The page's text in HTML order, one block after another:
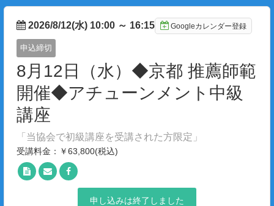
2026/8/12(水) 10:00 ～ 16:15 Googleカレンダー登録
申込締切
8月12日（水）◆京都 推薦師範
開催◆アチューンメント中級
講座
「当協会で初級講座を受講された方限定」
受講料金：￥63,800(税込)
申し込みは終了しました